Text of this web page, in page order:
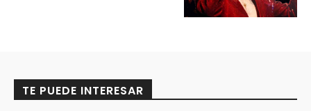
TE PUEDE INTERESAR